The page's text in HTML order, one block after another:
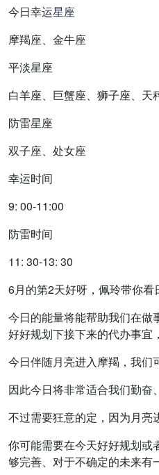
今日幸运星座
摩羯座、金牛座
平淡星座
白羊座、巨蟹座、狮子座、
防雷星座
双子座、处女座
幸运时间
9: 00-11:00
防雷时间
11: 30-13: 30
6月的第2天好呀，佩玲带你看
今日的能量将能帮助我们在做
好好规划下接下来的代办事宜
今日伴随月亮进入摩羯，我们
因此今日将非常适合我们勤
不过需要狂意的定，因为月亮
你可能需要在今天好好规划或
够完善、对于不确定的未来有